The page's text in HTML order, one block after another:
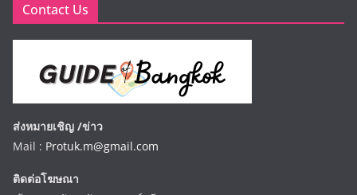
Contact Us
ส่งหมายเชิญ /ข่าว
Mail : Protuk.m@gmail.com
ติดต่อโฆษณา